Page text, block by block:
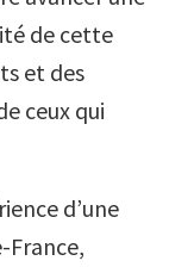
de cette
et des
ceux qui
d’une
France,